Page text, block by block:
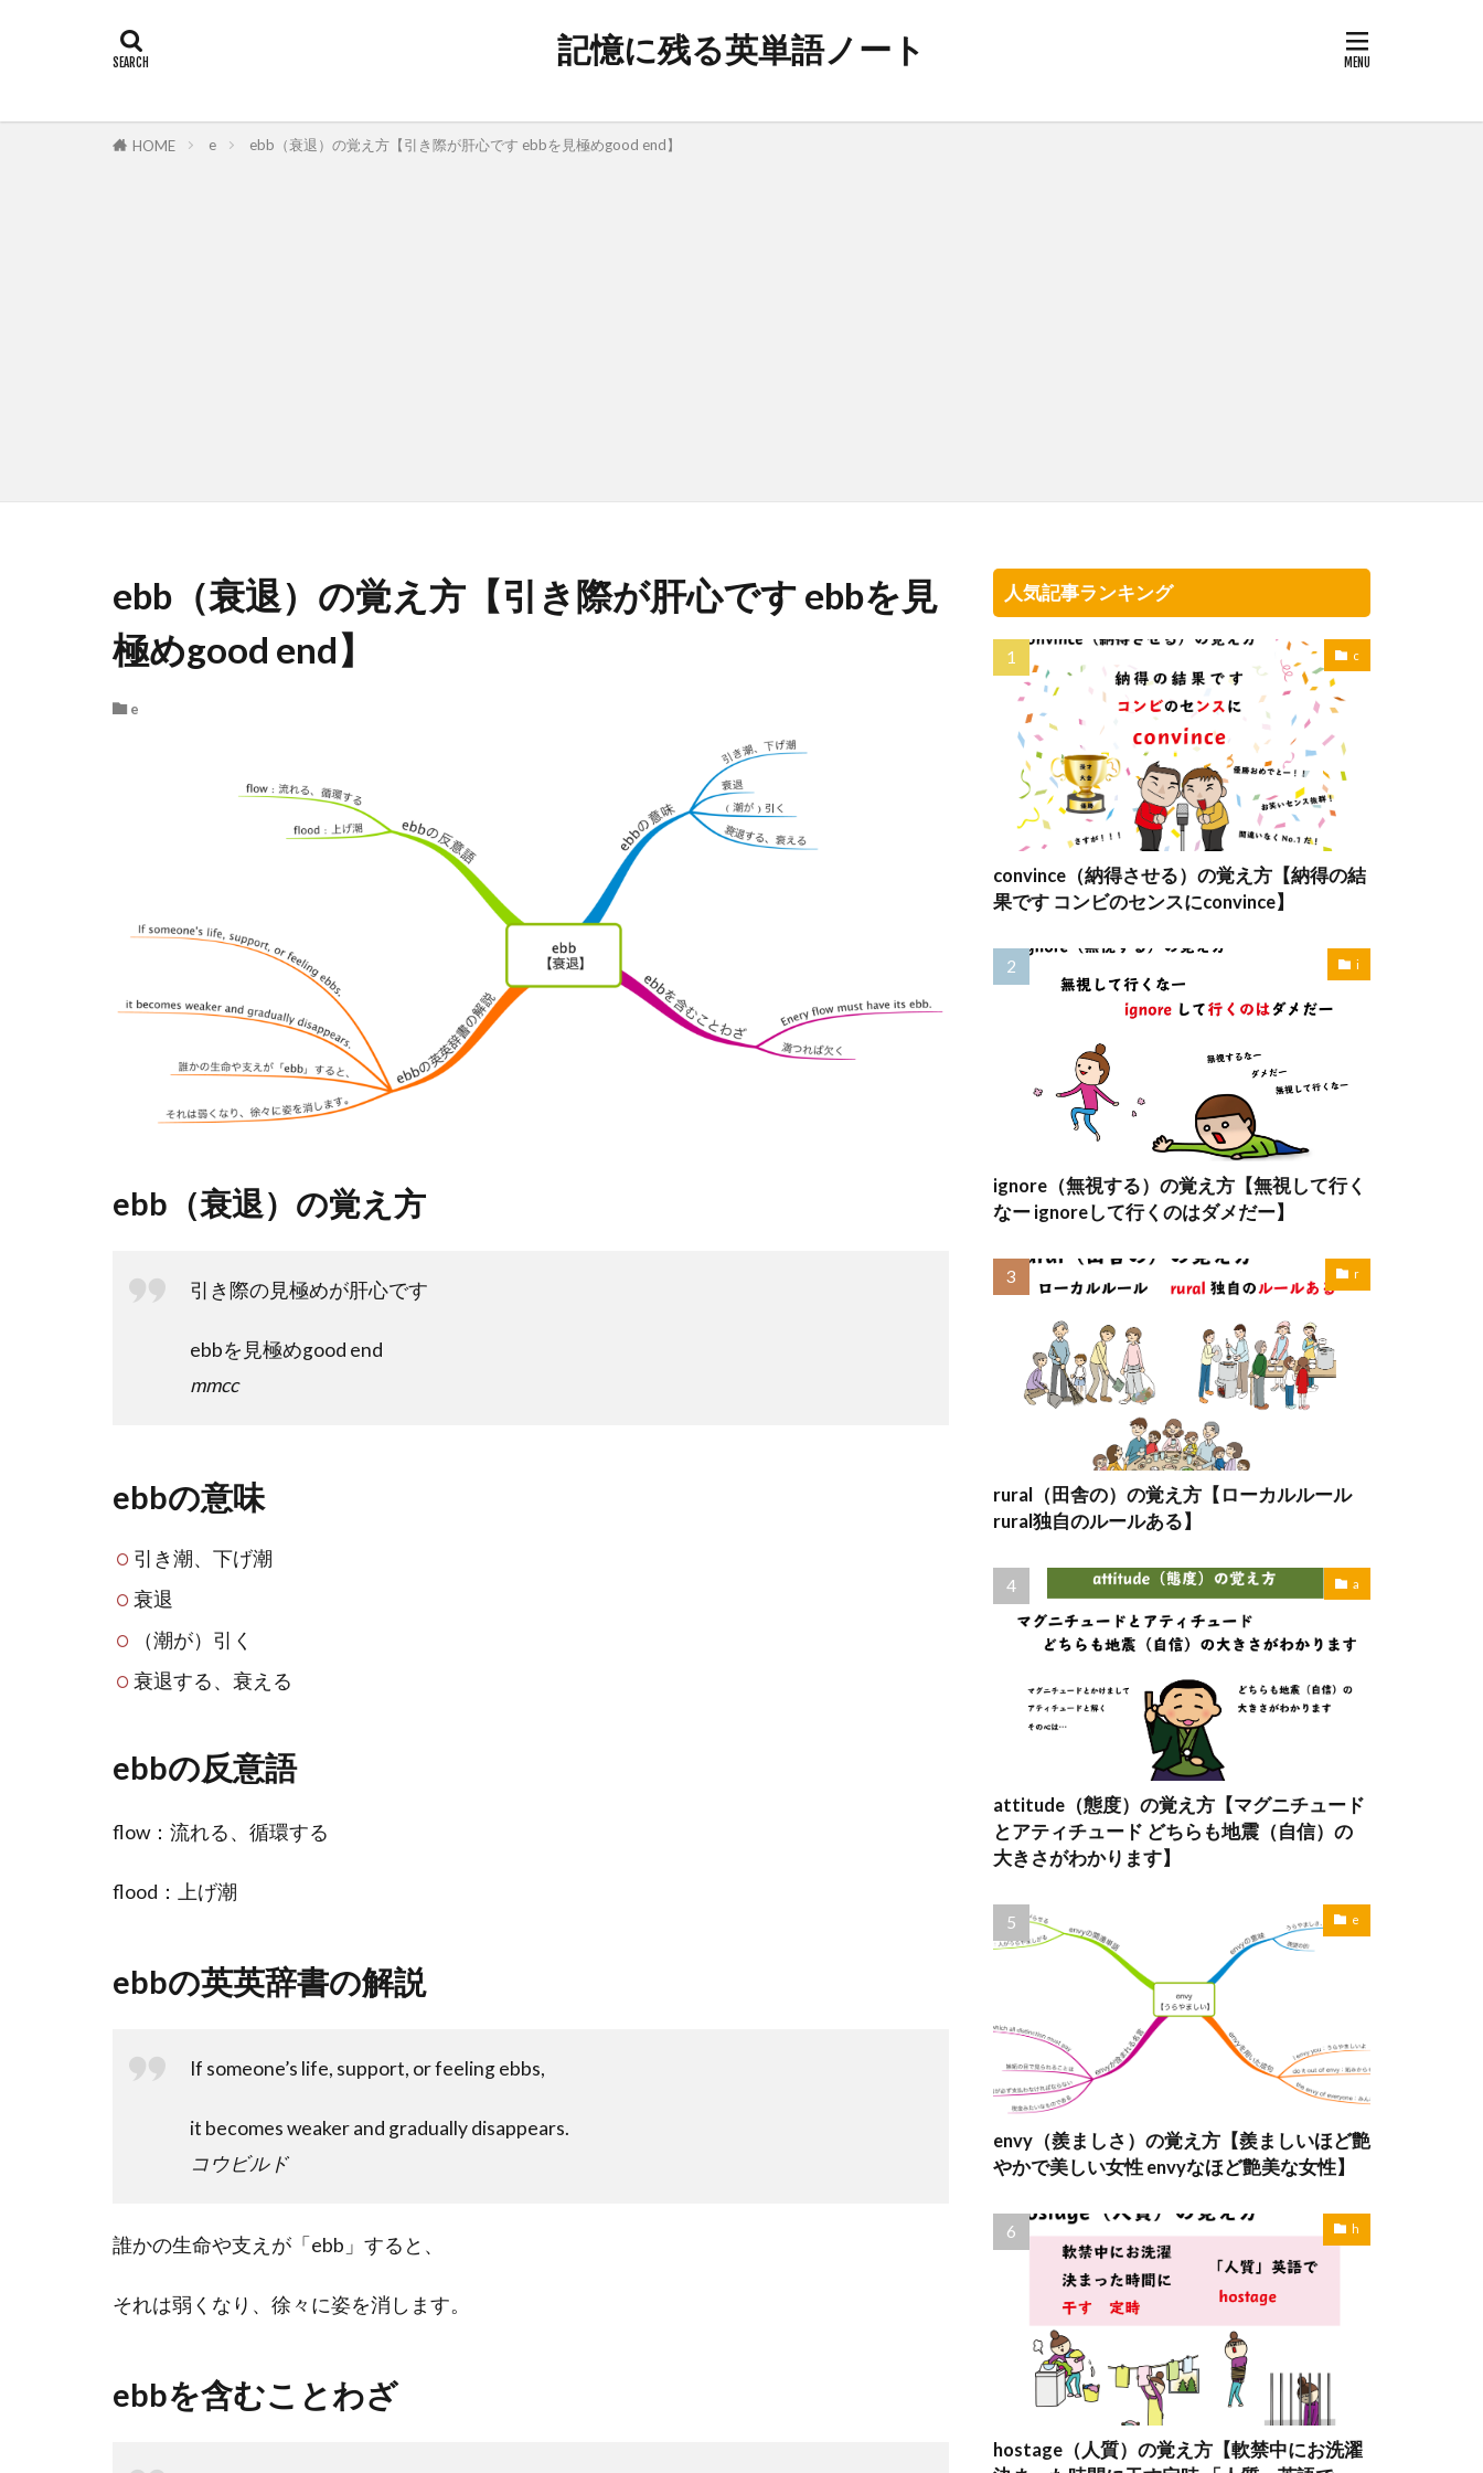
記憶に残る英単語ノート
HOME e ebb（衰退）の覚え方【引き際が肝心です ebbを見極めgood end】
ebb（衰退）の覚え方【引き際が肝心です ebbを見
極めgood end】
e
ebb（衰退）の覚え方
引き際の見極めが肝心です
ebbを見極めgood end
mmcc
ebbの意味
引き潮、下げ潮
衰退
（潮が）引く
衰退する、衰える
ebbの反意語
flow：流れる、循環する
flood：上げ潮
ebbの英英辞書の解説
If someone’s life, support, or feeling ebbs,
it becomes weaker and gradually disappears.
コウビルド
誰かの生命や支えが「ebb」すると、
それは弱くなり、徐々に姿を消します。
ebbを含むことわざ
人気記事ランキング
c
convince（納得させる）の覚え方【納得の結
果です コンビのセンスにconvince】
i
ignore（無視する）の覚え方【無視して行く
なー ignoreして行くのはダメだー】
r
rural（田舎の）の覚え方【ローカルルール
rural独自のルールある】
a
attitude（態度）の覚え方【マグニチュード
とアティチュード どちらも地震（自信）の
大きさがわかります】
e
envy（羨ましさ）の覚え方【羨ましいほど艶
やかで美しい女性 envyなほど艶美な女性】
h
hostage（人質）の覚え方【軟禁中にお洗濯